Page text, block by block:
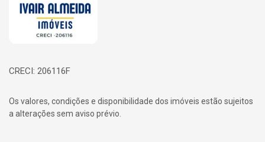
CRECI: 206116F
Os valores, condições e disponibilidade dos imóveis estão sujeitos
a alterações sem aviso prévio.